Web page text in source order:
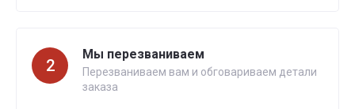
2
Мы перезваниваем
Перезваниваем вам и обговариваем детали
заказа